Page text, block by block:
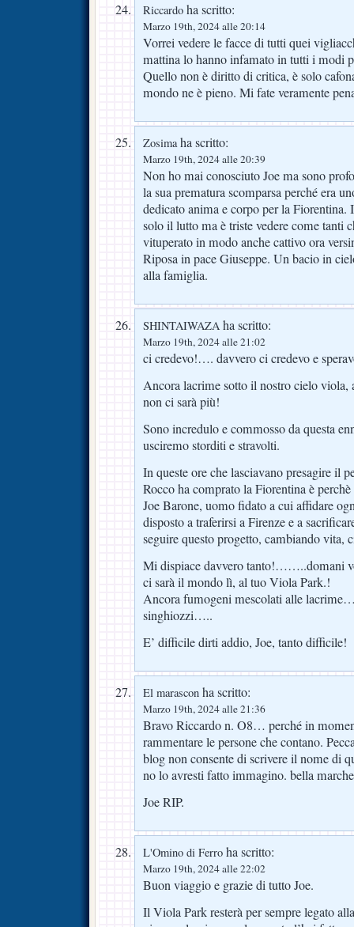
Riccardo ha scritto:
Marzo 19th, 2024 alle 20:14
Vorrei vedere le facce di tutti quei
mattina lo hanno infamato in tutti i modi
Quello non è diritto di critica, è solo
mondo ne è pieno. Mi fate veramente
Zosimaha scritto:
Marzo 19th, 2024 alle 20:39
Non ho mai conosciuto Joe ma sono
la sua prematura scomparsa perché era
dedicato anima e corpo per la Fiorentina.
solo il lutto ma è triste vedere come tanti
vituperato in modo anche cattivo ora
Riposa in pace Giuseppe. Un bacio in
alla famiglia.
SHINTAIWAZA ha scritto:
Marzo 19th, 2024 alle 21:02
ci credevo!…. davvero ci credevo e
Ancora lacrime sotto il nostro cielo viola,
non ci sarà più!
Sono incredulo e commosso da questa
usciremo storditi e stravolti.
In queste ore che lasciavano presagire il
Rocco ha comprato la Fiorentina è
Joe Barone, uomo fidato a cui affidare
disposto a traferirsi a Firenze e a
seguire questo progetto, cambiando vita,
Mi dispiace davvero tanto!……..domani
ci sarà il mondo lì, al tuo Viola Park.!
Ancora fumogeni mescolati alle
singhiozzi…..
E’ difficile dirti addio, Joe, tanto difficile!
El marascon ha scritto:
Marzo 19th, 2024 alle 21:36
Bravo Riccardo n. O8… perché in
rammentare le persone che contano.
blog non consente di scrivere il nome di
no lo avresti fatto immagino. bella
Joe RIP.
L'Omino di Ferro ha scritto:
Marzo 19th, 2024 alle 22:02
Buon viaggio e grazie di tutto Joe.
Il Viola Park resterà per sempre legato